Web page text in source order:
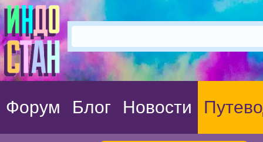
Форум Блог Новости